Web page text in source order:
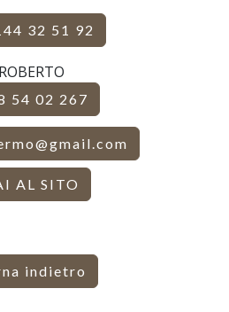
32 51 92
ROBERTO
54 02 267
AL SITO
indietro